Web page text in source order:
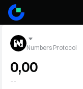
Numbers Protocol
0,00
--